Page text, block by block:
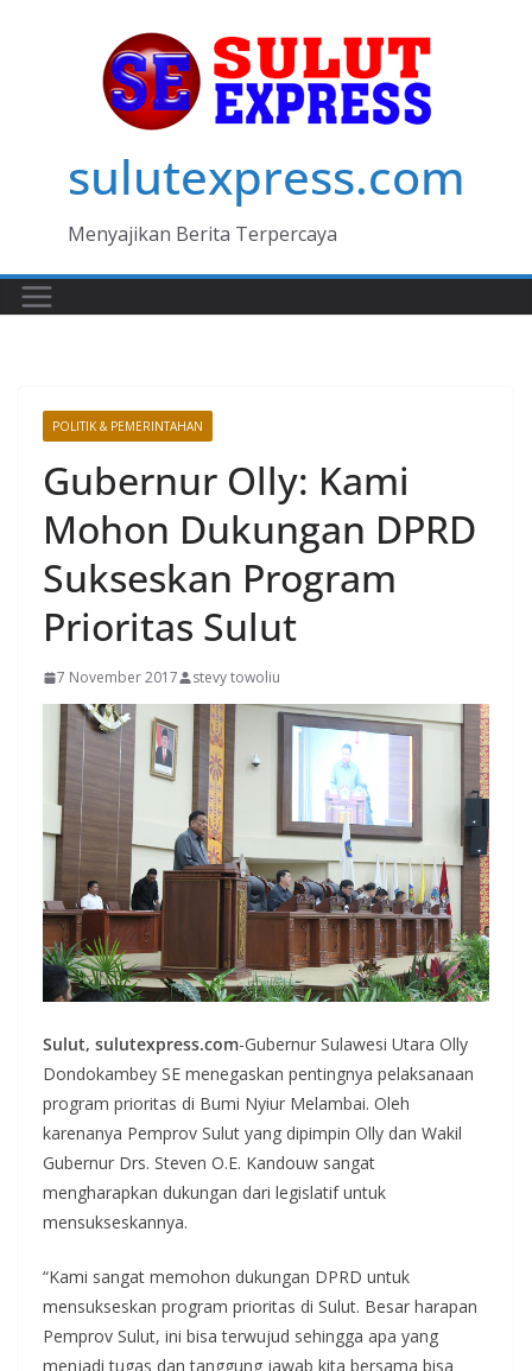
sulutexpress.com
Menyajikan Berita Terpercaya
POLITIK & PEMERINTAHAN
Gubernur Olly: Kami
Mohon Dukungan DPRD
Sukseskan Program
Prioritas Sulut
7 November 2017 stevy towoliu
Sulut, sulutexpress.com-Gubernur Sulawesi Utara Olly
Dondokambey SE menegaskan pentingnya pelaksanaan
program prioritas di Bumi Nyiur Melambai. Oleh
karenanya Pemprov Sulut yang dipimpin Olly dan Wakil
Gubernur Drs. Steven O.E. Kandouw sangat
mengharapkan dukungan dari legislatif untuk
mensukseskannya.
“Kami sangat memohon dukungan DPRD untuk
mensukseskan program prioritas di Sulut. Besar harapan
Pemprov Sulut, ini bisa terwujud sehingga apa yang
menjadi tugas dan tanggung jawab kita bersama bisa